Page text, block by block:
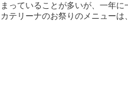
まっていることが多いが、一年
カテリーナのお祭りのメニューは